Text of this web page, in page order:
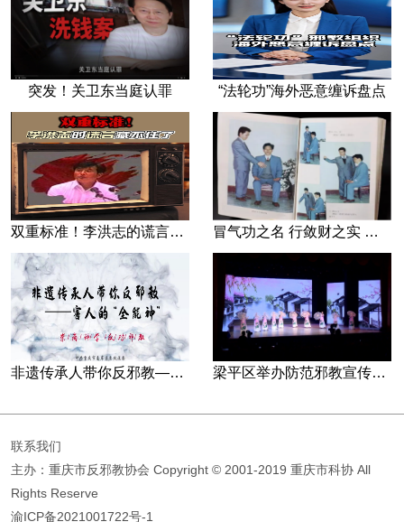
突发！关卫东当庭认罪 “法轮功”海外恶意缠诉盘点
双重标准！李洪志的谎言藏不住了 冒气功之名 行敛财之实 张宏堡义女“小倩”团伙覆灭记
非遗传承人带你反邪教—害人的“全能神” 梁平区举办防范邪教宣传专场文艺演出
联系我们
主办：重庆市反邪教协会 Copyright © 2001-2019 重庆市科协 All
Rights Reserve
渝ICP备2021001722号-1